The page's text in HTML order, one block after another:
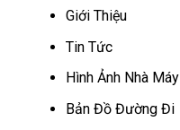
Giới Thiệu
Tin Tức
Hình Ảnh Nhà Máy
Bản Đồ Đường Đi